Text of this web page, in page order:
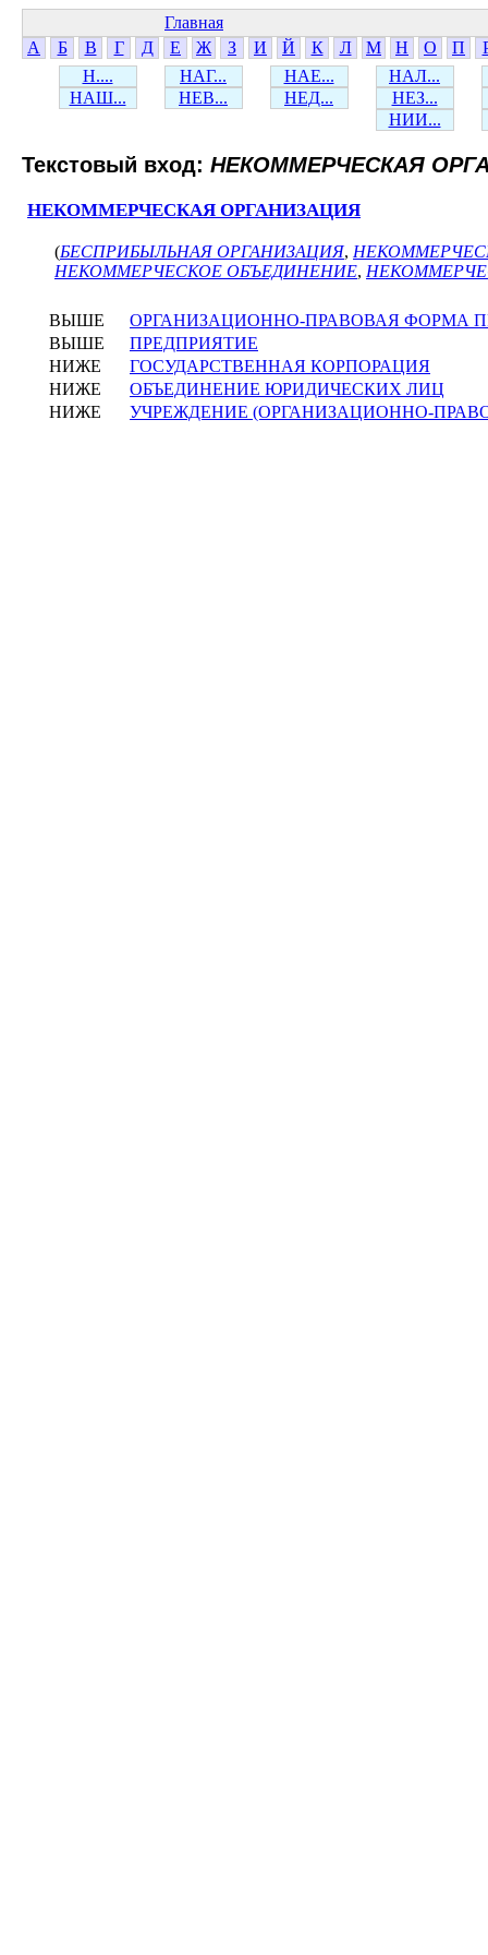
Главная
А
Б В Г Д Е Ж З И Й К Л М Н О П
Н....
НАГ... НАЕ...
НАЛ...
НАШ...
НЕВ... НЕД...
НЕЗ...
НИИ...
Текстовый вход: НЕКОММЕРЧЕСКАЯ
НЕКОММЕРЧЕСКАЯ ОРГАНИЗАЦИЯ
(БЕСПРИБЫЛЬНАЯ ОРГАНИЗАЦИЯ,
НЕКОММЕРЧЕСКОЕ ОБЪЕДИНЕНИЕ,
ВЫШЕ
ОРГАНИЗАЦИОННО-ПРАВОВАЯ ФОРМА
ВЫШЕ
ПРЕДПРИЯТИЕ
НИЖЕ
ГОСУДАРСТВЕННАЯ КОРПОРАЦИЯ
НИЖЕ
ОБЪЕДИНЕНИЕ ЮРИДИЧЕСКИХ ЛИЦ
НИЖЕ
УЧРЕЖДЕНИЕ (ОРГАНИЗАЦИОННО-